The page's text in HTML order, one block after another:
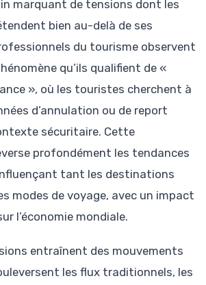
marquant de tensions dont les
bien au-delà de ses
du tourisme observent
qu’ils qualifient de «
», où les touristes cherchent à
d’annulation ou de report
sécuritaire. Cette
profondément les tendances
tant les destinations
modes de voyage, avec un impact
l’économie mondiale.
entraînent des mouvements
les flux traditionnels, les